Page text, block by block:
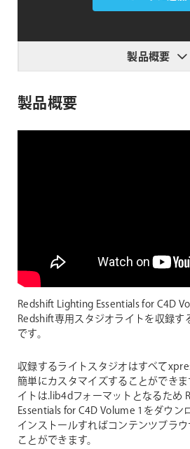
製品概要
製品概要
Redshift Lighting Essentials for C4D
Redshift専用スタジオライトを収録す
です。
収録するライトスタジオはすべて
簡単にカスタマイズすることができ
イトは.lib4dフォーマットとなるため
Essentials for C4D Volume 1をダウン
インストールすればコンテンツブラ
ことができます。